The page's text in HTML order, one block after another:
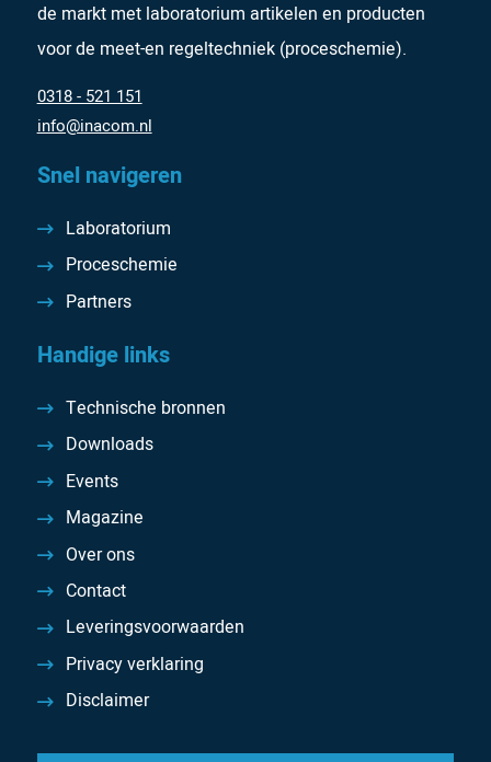
de markt met laboratorium artikelen en producten
voor de meet-en regeltechniek (proceschemie).
0318 - 521 151
info@inacom.nl
Snel navigeren
Laboratorium
Proceschemie
Partners
Handige links
Technische bronnen
Downloads
Events
Magazine
Over ons
Contact
Leveringsvoorwaarden
Privacy verklaring
Disclaimer